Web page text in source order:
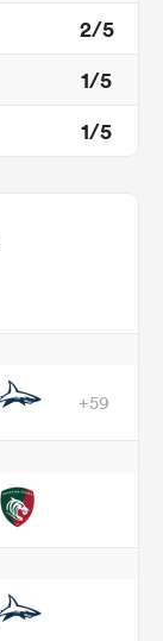
2/5
1/5
1/5
+59